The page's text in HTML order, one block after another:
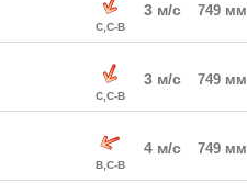
С,С-В
3 м/с 749 мм
С,С-В
3 м/с 749 мм
В,С-В
4 м/с 749 мм